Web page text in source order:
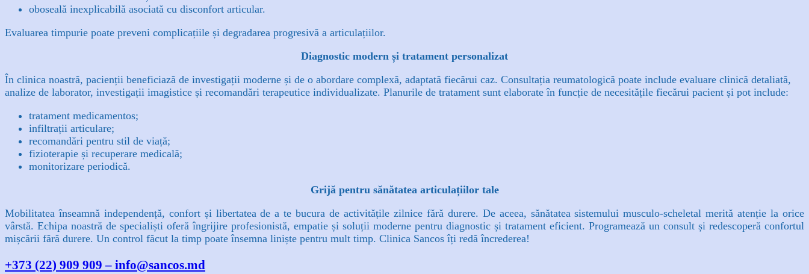
oboseală inexplicabilă asociată cu disconfort articular.
Evaluarea timpurie poate preveni complicațiile și degradarea progresivă a articulațiilor.
Diagnostic modern și tratament personalizat
În clinica noastră, pacienții beneficiază de investigații moderne și de o abordare complexă, adaptată fiecărui caz. Consultația reumatologică poate include evaluare clinică detaliată,
analize de laborator, investigații imagistice și recomandări terapeutice individualizate. Planurile de tratament sunt elaborate în funcție de necesitățile fiecărui pacient și pot include:
tratament medicamentos;
infiltrații articulare;
recomandări pentru stil de viață;
fizioterapie și recuperare medicală;
monitorizare periodică.
Grijă pentru sănătatea articulațiilor tale
Mobilitatea înseamnă independență, confort și libertatea de a te bucura de activitățile zilnice fără durere. De aceea, sănătatea sistemului musculo-scheletal merită atenție la orice
vârstă. Echipa noastră de specialiști oferă îngrijire profesionistă, empatie și soluții moderne pentru diagnostic și tratament eficient. Programează un consult și redescoperă confortul
mișcării fără durere. Un control făcut la timp poate însemna liniște pentru mult timp. Clinica Sancos îți redă încrederea!
+373 (22) 909 909 – info@sancos.md